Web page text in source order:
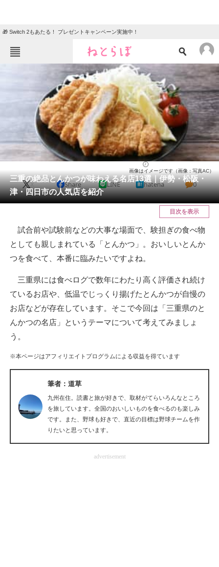
🎁 Switch 2もあたる！ プレゼントキャンペーン実施中！
ねとらぼメニュー
ニュース
クイズ
地域
教育・育児
リサーチ
会員記事
メディア
ITの今と未来を見通す
スマホと通信の最新トレンド
進化するPCとデバイスの未来
ビジネスと働き方のヒント
経営リーダーのコミュニティ
マーケ×ITの今がよく分かる
ITエンジニア向け専門サイト
三重の絶品とんかつが味わえる名店13選｜伊勢・松阪・
津・四日市の人気店を紹介
画像はイメージです（画像：写真AC）
X Share LINE hatena 0
目次を表示
試合前や試験前などの大事な場面で、験担ぎの食べ物
としても親しまれている「とんかつ」。おいしいとんか
つを食べて、本番に臨みたいですよね。
三重県には食べログで数年にわたり高く評価され続け
ているお店や、低温でじっくり揚げたとんかつが自慢の
お店などが存在しています。そこで今回は「三重県のと
んかつの名店」というテーマについて考えてみましょ
う。
※本ページはアフィリエイトプログラムによる収益を得ています
筆者：道草
九州在住。読書と旅が好きで、取材がてらいろんなところ
を旅しています。全国のおいしいものを食べるのも楽しみ
です。また、野球も好きで、直近の目標は野球チームを作
りたいと思っています。
advertisement